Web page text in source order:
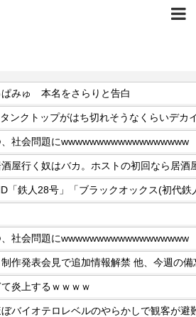
ぱみゅ 本名をさらりと告白
ンクトップがはち切れそうなくらいデカ
、社会問題にwwwwwwwwwwwwwwwwww
、社会問題にwwwwwwwwwwwwwwwwww
炎上するｗｗｗｗ
ぼバイオテロレベルのやらかしで観客が避